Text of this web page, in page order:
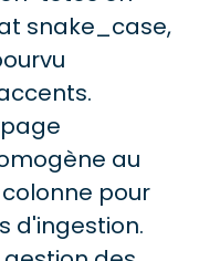
snake_case,
au
pour
d'ingestion.